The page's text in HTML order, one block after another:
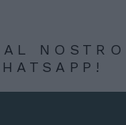
NOSTRO